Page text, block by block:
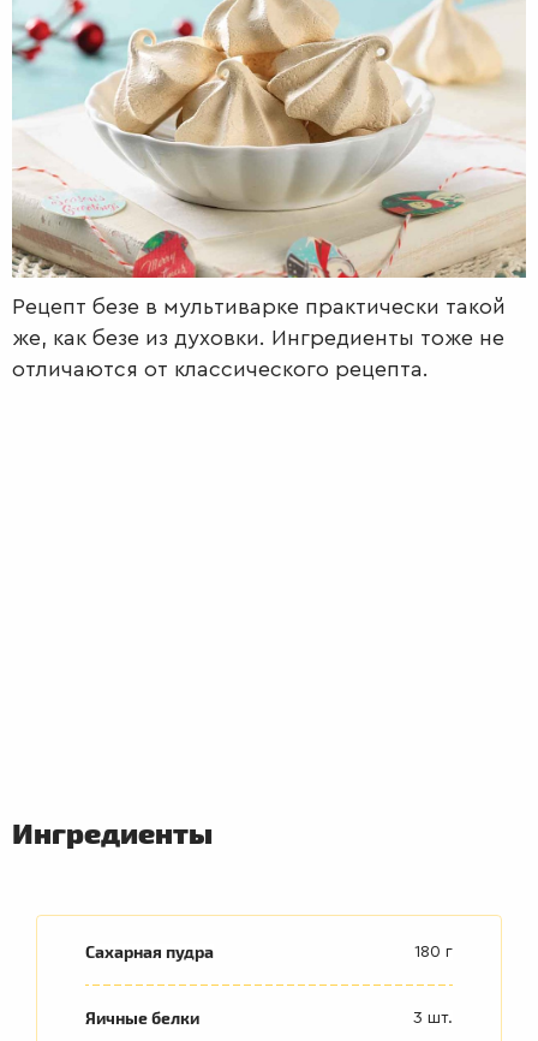
РАДІО КРАСА
LIFESTYLE FASHION ТРАДИЦІЇ
PETS
Рецепт безе в мультиварке практически такой
же, как безе из духовки. Ингредиенты тоже не
отличаются от классического рецепта.
Ингредиенты
Сахарная пудра 180 г
Яичные белки 3 шт.